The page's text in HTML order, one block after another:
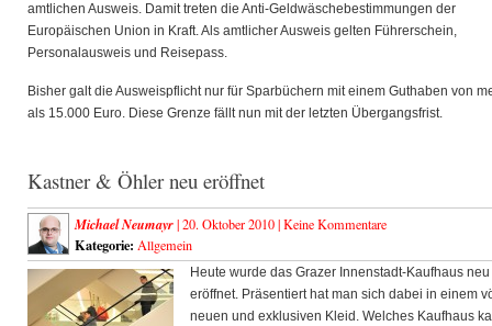
amtlichen Ausweis. Damit treten die Anti-Geldwäschebestimmungen der
Europäischen Union in Kraft. Als amtlicher Ausweis gelten Führerschein,
Personalausweis und Reisepass.
Bisher galt die Ausweispflicht nur für Sparbüchern mit einem Guthaben von
als 15.000 Euro. Diese Grenze fällt nun mit der letzten Übergangsfrist.
Kastner & Öhler neu eröffnet
Michael Neumayr| 20. Oktober 2010 |Keine Kommentare
Kategorie: Allgemein
Heute wurde das Grazer Innenstadt-Kaufhaus neu
eröffnet. Präsentiert hat man sich dabei in einem
neuen und exklusiven Kleid. Welches Kaufhaus